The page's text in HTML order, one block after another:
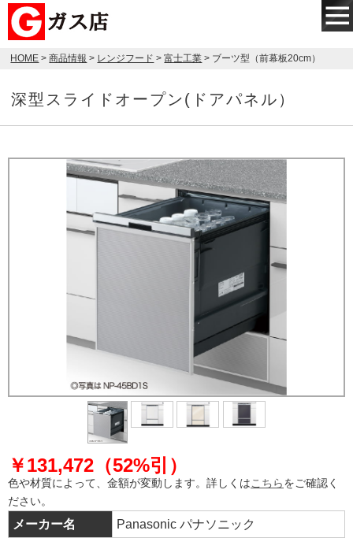
HOME >商品情報 > レンジフード >富士工業 > ブーツ型（前幕板20cm）
深型スライドオープン(ドアパネル）
￥131,472（52%引）
色や材質によって、金額が変動します。詳しくはこちら をご確認く
ださい。
メーカー名
Panasonic パナソニック